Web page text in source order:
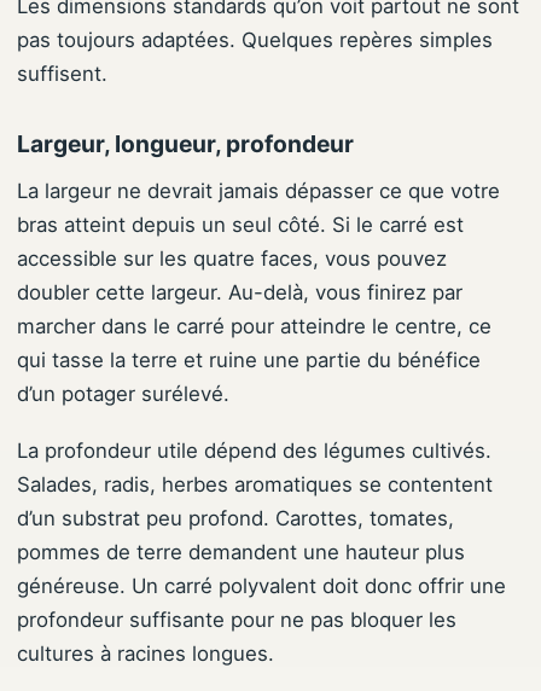
Les dimensions standards qu’on voit partout ne sont
pas toujours adaptées. Quelques repères simples
suffisent.
Largeur, longueur, profondeur
La largeur ne devrait jamais dépasser ce que votre
bras atteint depuis un seul côté. Si le carré est
accessible sur les quatre faces, vous pouvez
doubler cette largeur. Au-delà, vous finirez par
marcher dans le carré pour atteindre le centre, ce
qui tasse la terre et ruine une partie du bénéfice
d’un potager surélevé.
La profondeur utile dépend des légumes cultivés.
Salades, radis, herbes aromatiques se contentent
d’un substrat peu profond. Carottes, tomates,
pommes de terre demandent une hauteur plus
généreuse. Un carré polyvalent doit donc offrir une
profondeur suffisante pour ne pas bloquer les
cultures à racines longues.